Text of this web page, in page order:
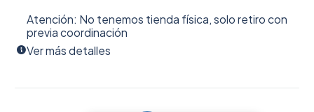
Atención: No tenemos tienda física, solo retiro con
previa coordinación
Ver más detalles